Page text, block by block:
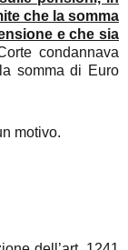
che la somma
e che sia
condannava
somma di Euro
motivo.